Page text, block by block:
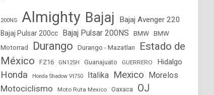
200NS Almighty Bajaj Bajaj Avenger 220
Bajaj Pulsar 200cc Bajaj Pulsar 200NS BMW
BMW
Motorrad
Durango Durango - Mazatlan
Estado de
México
FZ16 GN125H Guanajuato GUERRERO Hidalgo
Honda Honda Shadow Vt750 Italika Mexico Morelos
Motociclismo Moto Ruta Mexico Oaxaca
OJ